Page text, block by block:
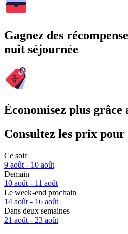
Gagnez des
nuit séjournée
Économisez plus
Consultez les prix pour
Ce soir
9 août - 10 août
Demain
10 août - 11 août
Le week-end prochain
14 août - 16 août
Dans deux semaines
21 août - 23 août